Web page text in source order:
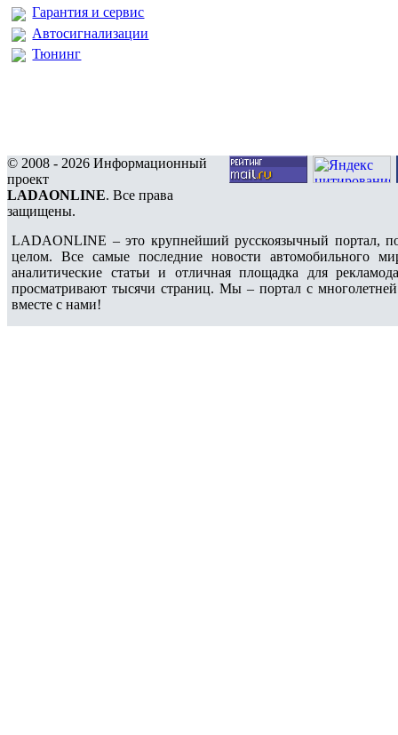
Гарантия и сервис
Автосигнализации
Тюнинг
© 2008 - 2026 Информационный
проект
LADAONLINE. Все права
защищены.
LADAONLINE – это крупнейший русскоязычный портал,
целом. Все самые последние новости автомобильного
аналитические статьи и отличная площадка для
просматривают тысячи страниц. Мы – портал с
вместе с нами!